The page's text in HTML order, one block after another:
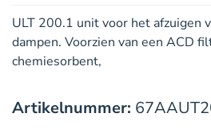
Artikelnummer:
ULT 200.1 unit voor het afzuigen
dampen. Voorzien van een ACD
chemiesorbent,